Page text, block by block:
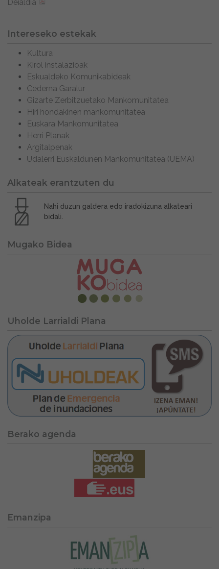
Deialdia
Intereseko estekak
Kultura
Kirol instalazioak
Eskualdeko Komunikabideak
Cederna Garalur
Gizarte Zerbitzuetako Mankomunitatea
Hiri hondakinen mankomunitatea
Euskara Mankomunitatea
Herri Planak
Argitalpenak
Udalerri Euskaldunen Mankomunitatea (UEMA)
Alkateak erantzuten du
Nahi duzun galdera edo iradokizuna alkateari
bidali.
Mugako Bidea
Uholde Larrialdi Plana
Berako agenda
Emanzipa